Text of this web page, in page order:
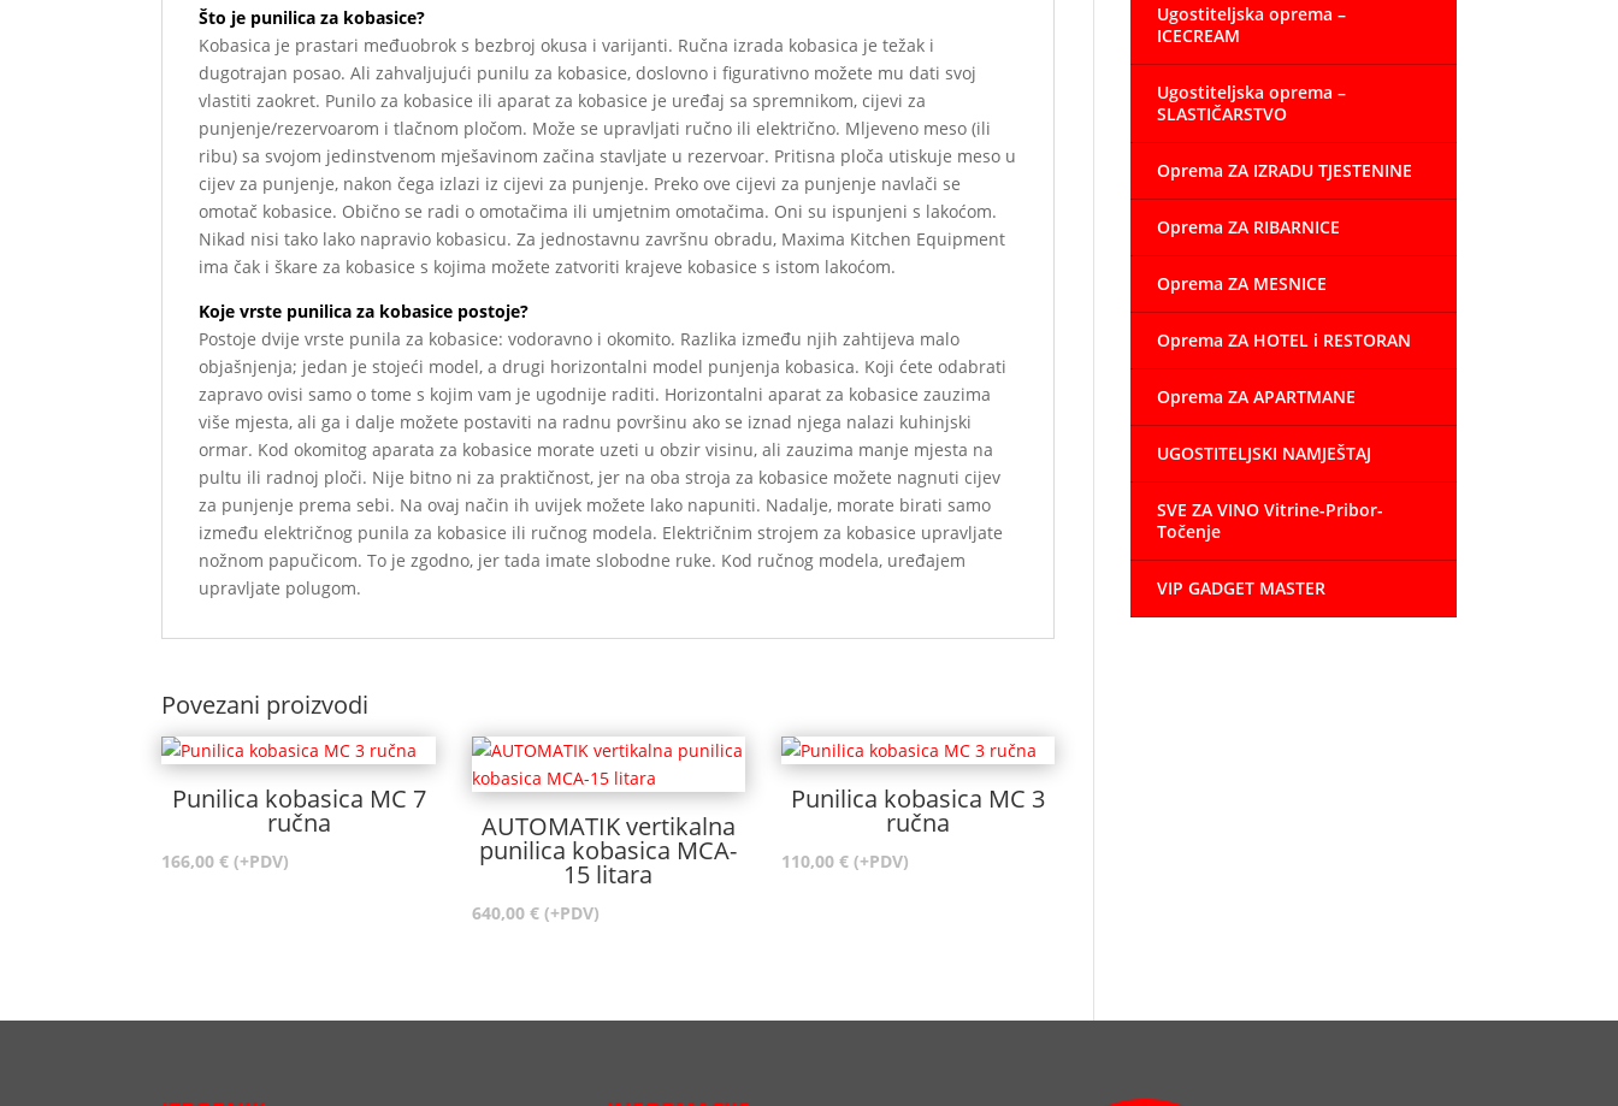
Što je punilica za kobasice?
Kobasica je prastari međuobrok s bezbroj okusa i varijanti. Ručna izrada kobasica je težak i
dugotrajan posao. Ali zahvaljujući punilu za kobasice, doslovno i figurativno možete mu dati svoj
vlastiti zaokret. Punilo za kobasice ili aparat za kobasice je uređaj sa spremnikom, cijevi za
punjenje/rezervoarom i tlačnom pločom. Može se upravljati ručno ili električno. Mljeveno meso (ili
ribu) sa svojom jedinstvenom mješavinom začina stavljate u rezervoar. Pritisna ploča utiskuje meso u
cijev za punjenje, nakon čega izlazi iz cijevi za punjenje. Preko ove cijevi za punjenje navlači se
omotač kobasice. Obično se radi o omotačima ili umjetnim omotačima. Oni su ispunjeni s lakoćom.
Nikad nisi tako lako napravio kobasicu. Za jednostavnu završnu obradu, Maxima Kitchen Equipment
ima čak i škare za kobasice s kojima možete zatvoriti krajeve kobasice s istom lakoćom.
Koje vrste punilica za kobasice postoje?
Postoje dvije vrste punila za kobasice: vodoravno i okomito. Razlika između njih zahtijeva malo
objašnjenja; jedan je stojeći model, a drugi horizontalni model punjenja kobasica. Koji ćete odabrati
zapravo ovisi samo o tome s kojim vam je ugodnije raditi. Horizontalni aparat za kobasice zauzima
više mjesta, ali ga i dalje možete postaviti na radnu površinu ako se iznad njega nalazi kuhinjski
ormar. Kod okomitog aparata za kobasice morate uzeti u obzir visinu, ali zauzima manje mjesta na
pultu ili radnoj ploči. Nije bitno ni za praktičnost, jer na oba stroja za kobasice možete nagnuti cijev
za punjenje prema sebi. Na ovaj način ih uvijek možete lako napuniti. Nadalje, morate birati samo
između električnog punila za kobasice ili ručnog modela. Električnim strojem za kobasice upravljate
nožnom papučicom. To je zgodno, jer tada imate slobodne ruke. Kod ručnog modela, uređajem
upravljate polugom.
Povezani proizvodi
Punilica kobasica MC 7
ručna
166,00€ (+PDV)
AUTOMATIK vertikalna
punilica kobasica MCA-
15 litara
640,00 € (+PDV)
Punilica kobasica MC 3
ručna
110,00 € (+PDV)
Ugostiteljska oprema –
ICECREAM
Ugostiteljska oprema –
SLASTIČARSTVO
Oprema ZA IZRADU TJESTENINE
Oprema ZA RIBARNICE
Oprema ZA MESNICE
Oprema ZA HOTEL i RESTORAN
Oprema ZA APARTMANE
UGOSTITELJSKI NAMJEŠTAJ
SVE ZA VINO Vitrine-Pribor-
Točenje
VIP GADGET MASTER